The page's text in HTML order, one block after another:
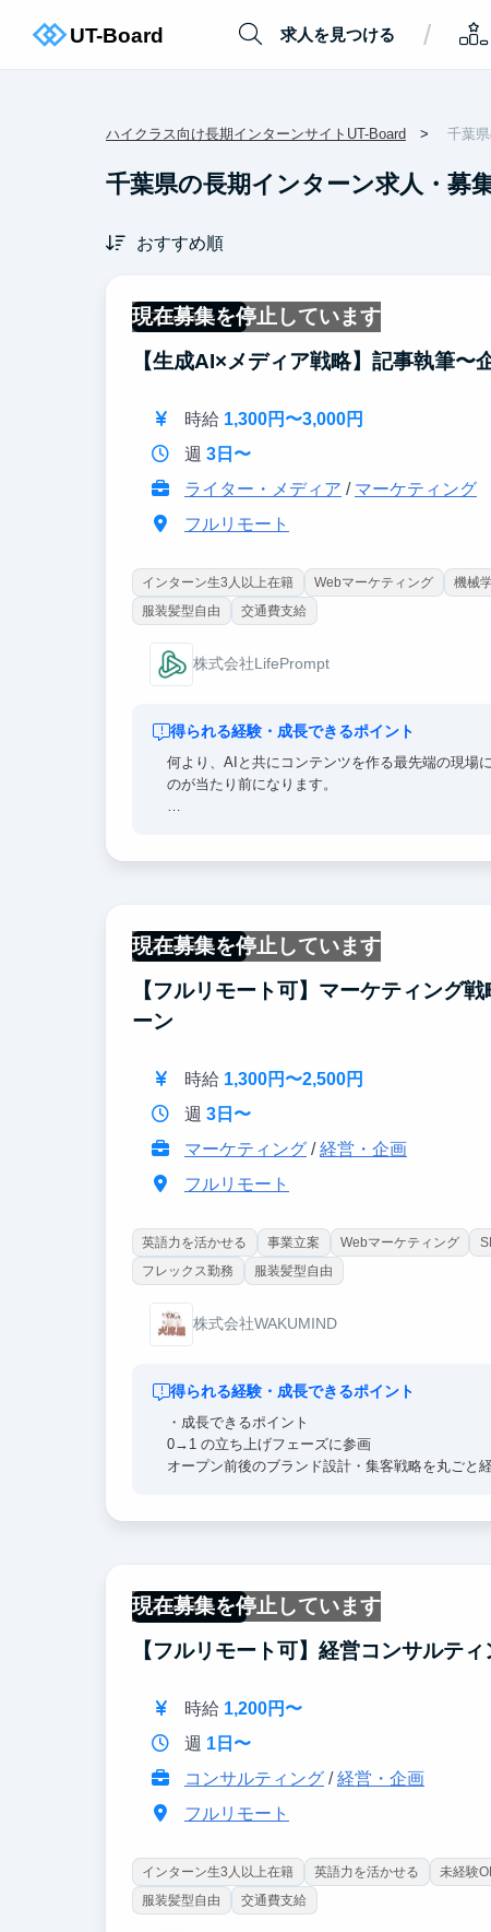
求人を見つける /
ハイクラス向け長期インターンサイトUT-Board 千葉
千葉県の長期インターン求人・募
おすすめ順
現在募集を停止しています
フルリモート
【生成AI×メディア戦略】記事執筆
時給 1,300円〜3,000円
週 3日〜
ライター・メディア / マーケティング
フルリモート
インターン生3人以上在籍 Webマーケティング 機械
服装髪型自由
交通費支給
株式会社LifePrompt
得られる経験・成長できるポイント
何より、AIと共にコンテンツを作る最先端の現場
のが当たり前になります。
ずです。
現在募集を停止しています
フルリモート
【フルリモート可】マーケティング
ーン
時給 1,300円〜2,500円
週 3日〜
マーケティング/経営・企画
フルリモート
英語力を活かせる 事業立案 Webマーケティング
フレックス勤務
服装髪型自由
株式会社WAKUMIND
得られる経験・成長できるポイント
・成長できるポイント
0→1 の立ち上げフェーズに参画
オープン前後のブランド設計・集客戦略を丸ごと
英語・中国語LPづくりやOTA（Klook など）連携
・数値で事業を動かす経験
週次 P/L レポートを作成し、売上・客単価・広告
・シリアルアントレプレナー直下で裁量大
現在募集を停止しています
フルリモート
【フルリモート可】経営コンサルテ
時給 1,200円〜
週 1日〜
コンサルティング/経営・企画
フルリモート
インターン生3人以上在籍 英語力を活かせる 未経験
服装髪型自由
交通費支給